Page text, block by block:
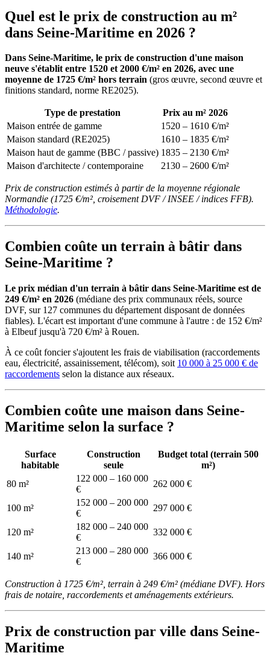
Quel est le prix de construction au m²
dans Seine-Maritime en 2026 ?
Dans Seine-Maritime, le prix de construction d'une maison
neuve s'établit entre 1520 et 2000 €/m² en 2026, avec une
moyenne de 1725 €/m² hors terrain (gros œuvre, second œuvre et
finitions standard, norme RE2025).
Type de prestation
Prix au m² 2026
Maison entrée de gamme
1520 – 1610 €/m²
Maison standard (RE2025)
1610 – 1835 €/m²
Maison haut de gamme (BBC / passive) 1835 – 2130 €/m²
Maison d'architecte / contemporaine
2130 – 2600 €/m²
Prix de construction estimés à partir de la moyenne régionale
Normandie (1725 €/m², croisement DVF / INSEE / indices FFB).
Méthodologie.
Combien coûte un terrain à bâtir dans
Seine-Maritime ?
Le prix médian d'un terrain à bâtir dans Seine-Maritime est de
249 €/m² en 2026 (médiane des prix communaux réels, source
DVF, sur 127 communes du département disposant de données
fiables). L'écart est important d'une commune à l'autre : de 152 €/m²
à Elbeuf jusqu'à 720 €/m² à Rouen.
À ce coût foncier s'ajoutent les frais de viabilisation (raccordements
eau, électricité, assainissement, télécom), soit 10 000 à 25 000 € de
raccordements selon la distance aux réseaux.
Combien coûte une maison dans Seine-
Maritime selon la surface ?
Surface
habitable
Construction
seule
Budget total (terrain 500
m²)
80 m²
122 000 – 160 000
€
262 000 €
100 m²
152 000 – 200 000
€
297 000 €
120 m²
182 000 – 240 000
€
332 000 €
140 m²
213 000 – 280 000
€
366 000 €
Construction à 1725 €/m², terrain à 249 €/m² (médiane DVF). Hors
frais de notaire, raccordements et aménagements extérieurs.
Prix de construction par ville dans Seine-
Maritime